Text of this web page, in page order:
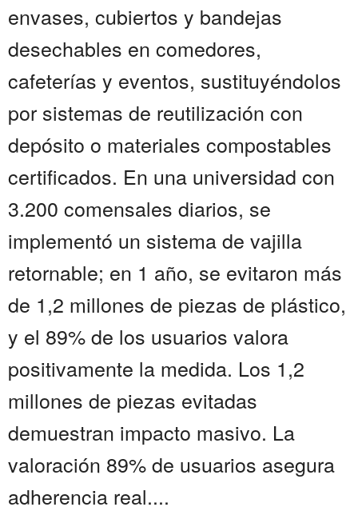
envases, cubiertos y bandejas
desechables en comedores,
cafeterías y eventos, sustituyéndolos
por sistemas de reutilización con
depósito o materiales compostables
certificados. En una universidad con
3.200 comensales diarios, se
implementó un sistema de vajilla
retornable; en 1 año, se evitaron más
de 1,2 millones de piezas de plástico,
y el 89% de los usuarios valora
positivamente la medida. Los 1,2
millones de piezas evitadas
demuestran impacto masivo. La
valoración 89% de usuarios asegura
adherencia real....